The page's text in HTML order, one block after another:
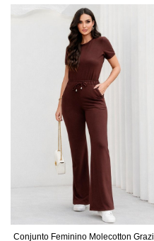
Conjunto Feminino Molecotton Grazi